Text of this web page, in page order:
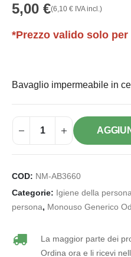
5,00 €(6,10 € IVA incl.)
*Prezzo valido solo
Bavaglio impermeabile in
COD: NM-AB3660
Categorie: Igiene della
persona, Monouso Generico
La maggior parte dei
Ordina ora e li ricevi